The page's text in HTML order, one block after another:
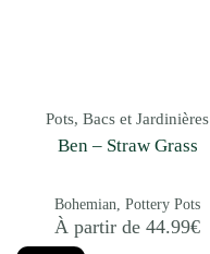
Pots, Bacs et Jardinières
Ben – Straw Grass
Bohemian Pottery Pots
À partir de 44.99€